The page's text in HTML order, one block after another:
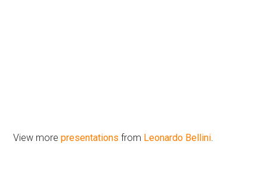
View morepresentations from Leonardo Bellini.